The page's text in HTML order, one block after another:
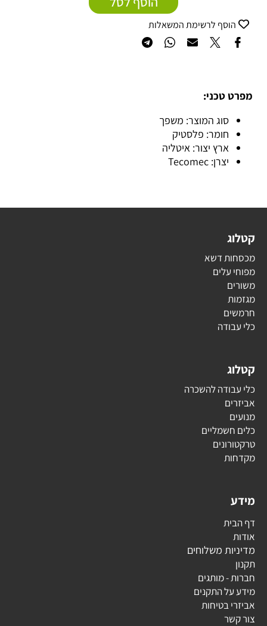
הוסף לרשימת המשאלות
מפרט טכני:
סוג המוצר: משפך
חומר: פלסטיק
ארץ יצור: איטליה
יצרן: Tecomec
קטלוג
מכסחות דשא
מפוחי עלים
משורים
מגזמות
חרמשים
כלי עבודה
קטלוג
כלי עבודה להשכרה
אביזרים
מנועים
כלים חשמליים
טרקטורונים
מקדחות
מידע
דף הבית
אודות
מדיניות משלוחים
תקנון
חברות - מותגים
מידע על התקנים
אביזרי בטיחות
צור קשר